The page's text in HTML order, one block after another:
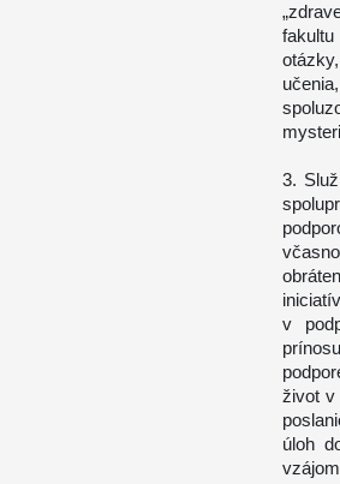
3.
v
život v
úloh